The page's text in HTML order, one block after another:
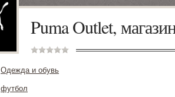
Puma Outlet,
Одежда и обувь
футбол